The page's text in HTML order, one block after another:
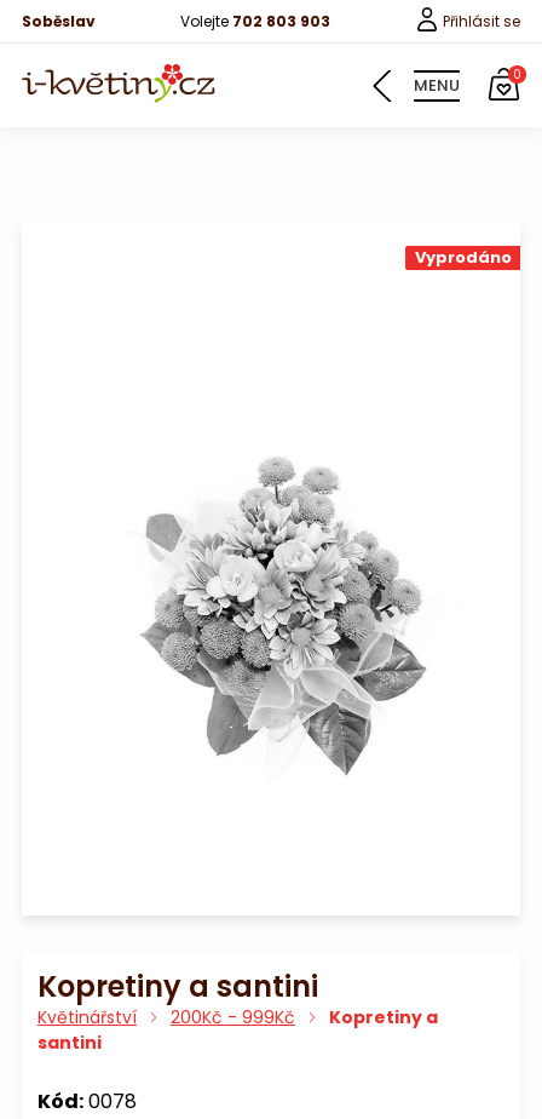
Soběslav Volejte 702 803 903 Přihlásit se
MENU 0
Vyprodáno
Kopretiny a santini
Květinářství 200Kč - 999Kč
Kopretiny a
santini
Kód:0078